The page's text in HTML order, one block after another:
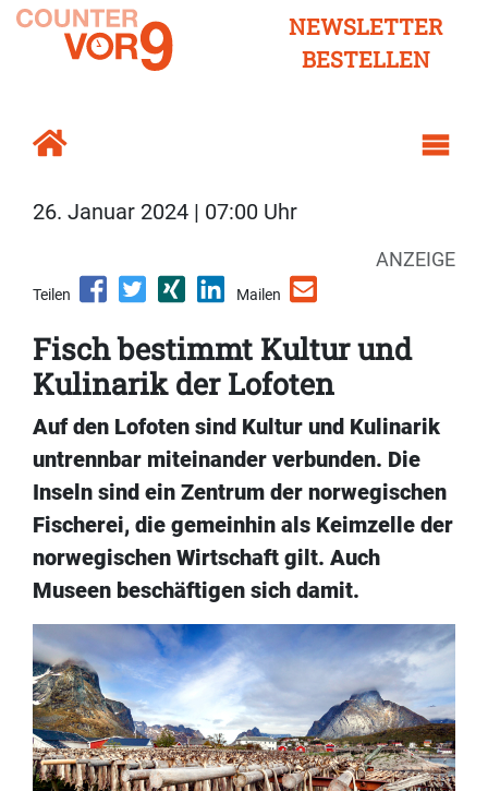
NEWSLETTER
BESTELLEN
26. Januar 2024 | 07:00 Uhr
ANZEIGE
Teilen Mailen
Fisch bestimmt Kultur und
Kulinarik der Lofoten
Auf den Lofoten sind Kultur und Kulinarik
untrennbar miteinander verbunden. Die
Inseln sind ein Zentrum der norwegischen
Fischerei, die gemeinhin als Keimzelle der
norwegischen Wirtschaft gilt. Auch
Museen beschäftigen sich damit.